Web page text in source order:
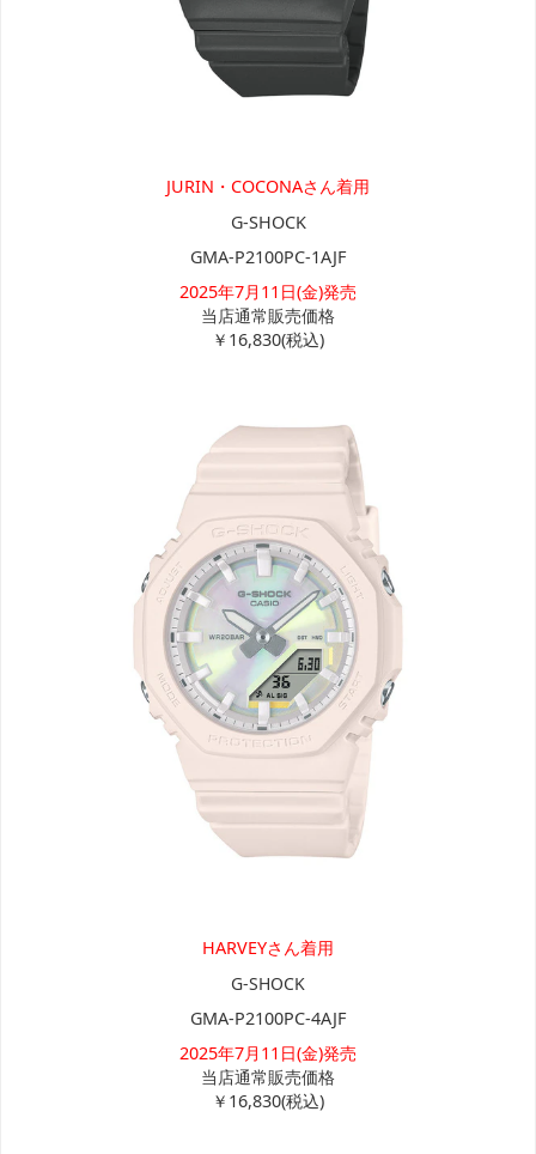
JURIN・COCONAさん着用
G-SHOCK
GMA-P2100PC-1AJF
2025年7月11日(金)発売
当店通常販売価格
￥16,830(税込)
HARVEYさん着用
G-SHOCK
GMA-P2100PC-4AJF
2025年7月11日(金)発売
当店通常販売価格
￥16,830(税込)